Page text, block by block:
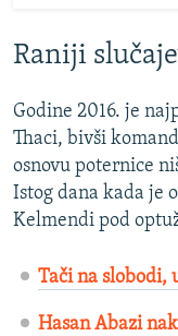
Raniji
Godine 2016. je
Thaci, bivši
osnovu poternice
Istog dana kada je
Kelmendi pod
Tači na slobodi,
Hasan Abazi